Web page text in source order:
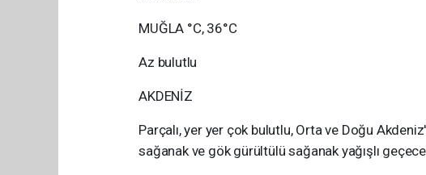
MUĞLA °C, 36°C
Az bulutlu
AKDENİZ
Parçalı, yer yer çok bulutlu, Orta ve Doğu
sağanak ve gök gürültülü sağanak yağışlı